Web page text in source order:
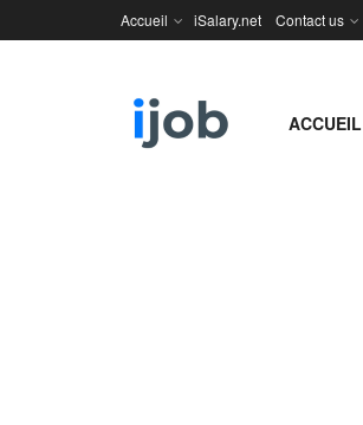
Accueil iSalary.net Contact us
ACCUEIL